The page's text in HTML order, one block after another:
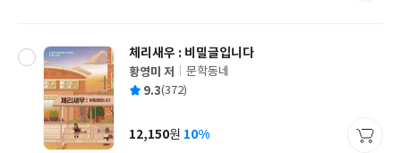
체리새우 : 비밀글입니다
글
쓴
황영미 저
출
사
문학동네
평 9.3(372)
가
12,150원 10%